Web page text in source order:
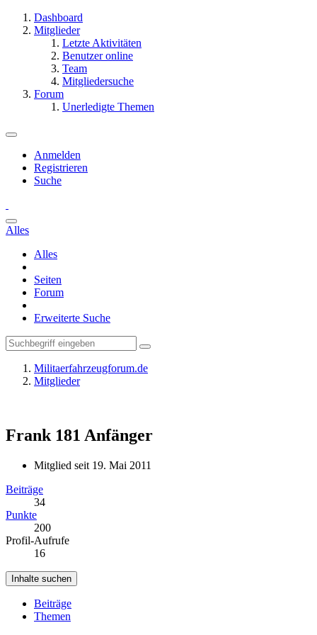
Dashboard
Mitglieder
Letzte Aktivitäten
Benutzer online
Team
Mitgliedersuche
Forum
Unerledigte Themen
Anmelden
Registrieren
Suche
Alles
Alles
Seiten
Forum
Erweiterte Suche
Militaerfahrzeugforum.de
Mitglieder
Frank 181 Anfänger
Mitglied seit 19. Mai 2011
Beiträge
34
Punkte
200
Profil-Aufrufe
16
Inhalte suchen
Beiträge
Themen